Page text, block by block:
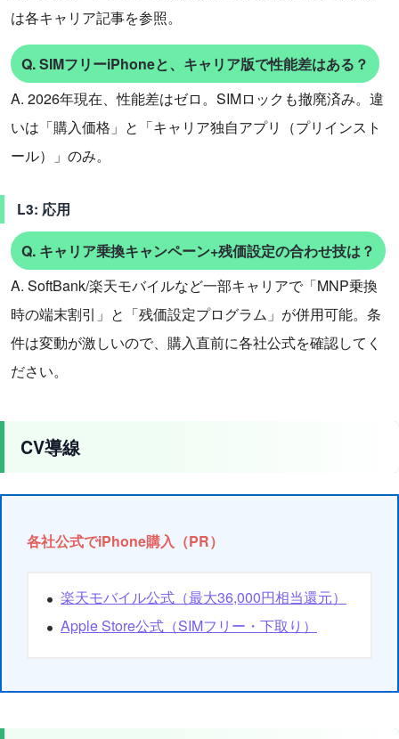
は各キャリア記事を参照。
Q. SIMフリーiPhoneと、キャリア版で性能差はある？
A. 2026年現在、性能差はゼロ。SIMロックも撤廃済み。違
いは「購入価格」と「キャリア独自アプリ（プリインスト
ール）」のみ。
L3: 応用
Q. キャリア乗換キャンペーン+残価設定の合わせ技は？
A. SoftBank/楽天モバイルなど一部キャリアで「MNP乗換
時の端末割引」と「残価設定プログラム」が併用可能。条
件は変動が激しいので、購入直前に各社公式を確認してく
ださい。
CV導線
各社公式でiPhone購入（PR）
楽天モバイル公式（最大36,000円相当還元）
Apple Store公式（SIMフリー・下取り）